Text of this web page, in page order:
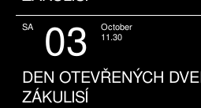
SA 03
October
11.30
DEN OTEVŘENÝCH
ZÁKULISÍ